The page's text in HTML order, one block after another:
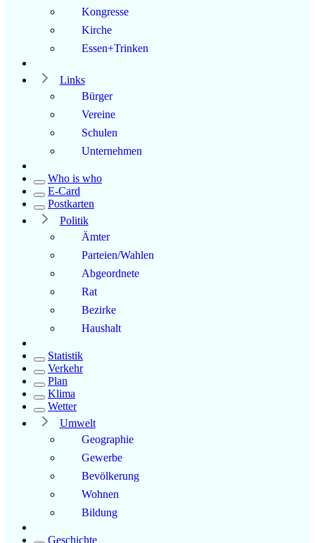
Kongresse
Kirche
Essen+Trinken
Links
Bürger
Vereine
Schulen
Unternehmen
Who is who
E-Card
Postkarten
Politik
Ämter
Parteien/Wahlen
Abgeordnete
Rat
Bezirke
Haushalt
Statistik
Verkehr
Plan
Klima
Wetter
Umwelt
Geographie
Gewerbe
Bevölkerung
Wohnen
Bildung
Geschichte